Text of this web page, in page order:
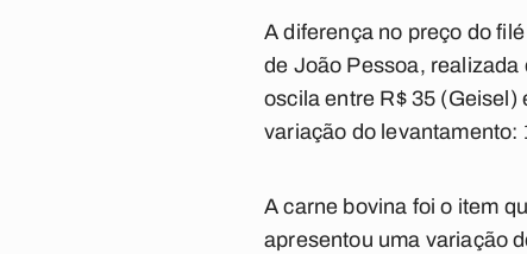
A diferença no preço do
de João Pessoa, realizada
oscila entre R$ 35
variação do levantamento:
A carne bovina foi o item
apresentou uma variação